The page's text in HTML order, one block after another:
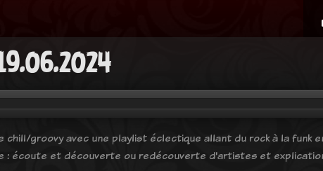
chill/groovy avec une playlist éclectique allant du rock à la funk
: écoute et découverte ou redécouverte d'artistes et